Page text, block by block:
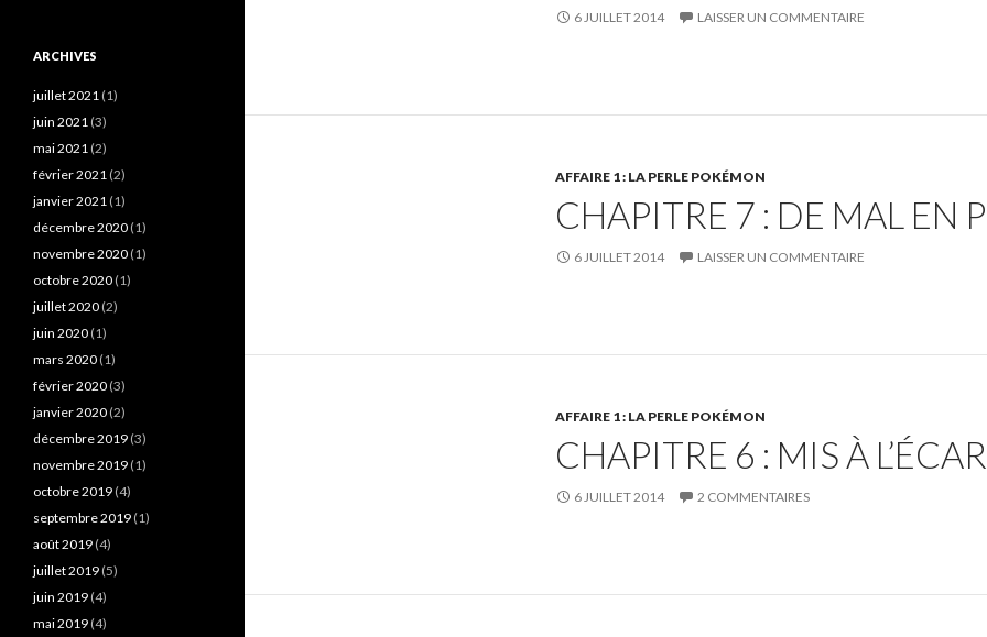
6 JUILLET 2014 LAISSER UN COMMENTAIRE
AFFAIRE 1 : LA PERLE POKÉMON
CHAPITRE 7 : DE MAL EN
6 JUILLET 2014 LAISSER UN COMMENTAIRE
AFFAIRE 1 : LA PERLE POKÉMON
CHAPITRE 6 : MIS À
6 JUILLET 2014 2 COMMENTAIRES
ARCHIVES
juillet 2021 (1)
juin 2021 (3)
mai 2021 (2)
février 2021 (2)
janvier 2021 (1)
décembre 2020 (1)
novembre 2020 (1)
octobre 2020 (1)
juillet 2020 (2)
juin 2020 (1)
mars 2020 (1)
février 2020 (3)
janvier 2020 (2)
décembre 2019 (3)
novembre 2019 (1)
octobre 2019 (4)
septembre 2019 (1)
août 2019 (4)
juillet 2019 (5)
juin 2019 (4)
mai 2019 (4)